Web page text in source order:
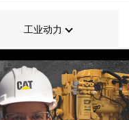
工业动力